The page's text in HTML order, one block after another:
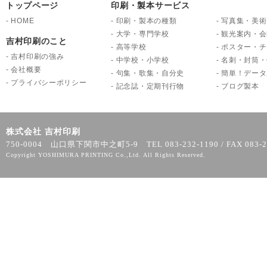
トップページ
- HOME
吉村印刷のこと
-吉村印刷の強み
-会社概要
- プライバシーポリシー
印刷・製本サービス
- 印刷・製本の種類
- 大学・専門学校
- 高等学校
- 中学校・小学校
- 句集・歌集・自分史
- 記念誌・定期刊行物
-写真集・美
-観光案内・
-ポスター・
-名刺・封筒
-簡単！デー
- ブログ製本
株式会社 吉村印刷
750-0004 山口県下関市中之町5-9 TEL 083-232-1190 / FAX 083-
Copyright YOSHIMURA PRINTING Co.,Ltd. All Rights Reserved.